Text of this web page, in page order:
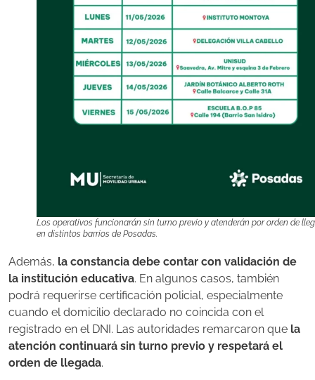
Los operativos funcionarán sin turno previo y atenderán por orden de
en distintos barrios de Posadas.
Además, la constancia debe contar con validación de
la institución educativa. En algunos casos, también
podrá requerirse certificación policial, especialmente
cuando el domicilio declarado no coincida con el
registrado en el DNI. Las autoridades remarcaron que la
atención continuará sin turno previo y respetará el
orden de llegada.